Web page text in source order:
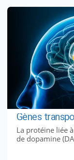
Gènes
La protéine liée
de dopamine